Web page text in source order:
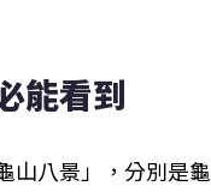
能看到
山八景」，分別是龜